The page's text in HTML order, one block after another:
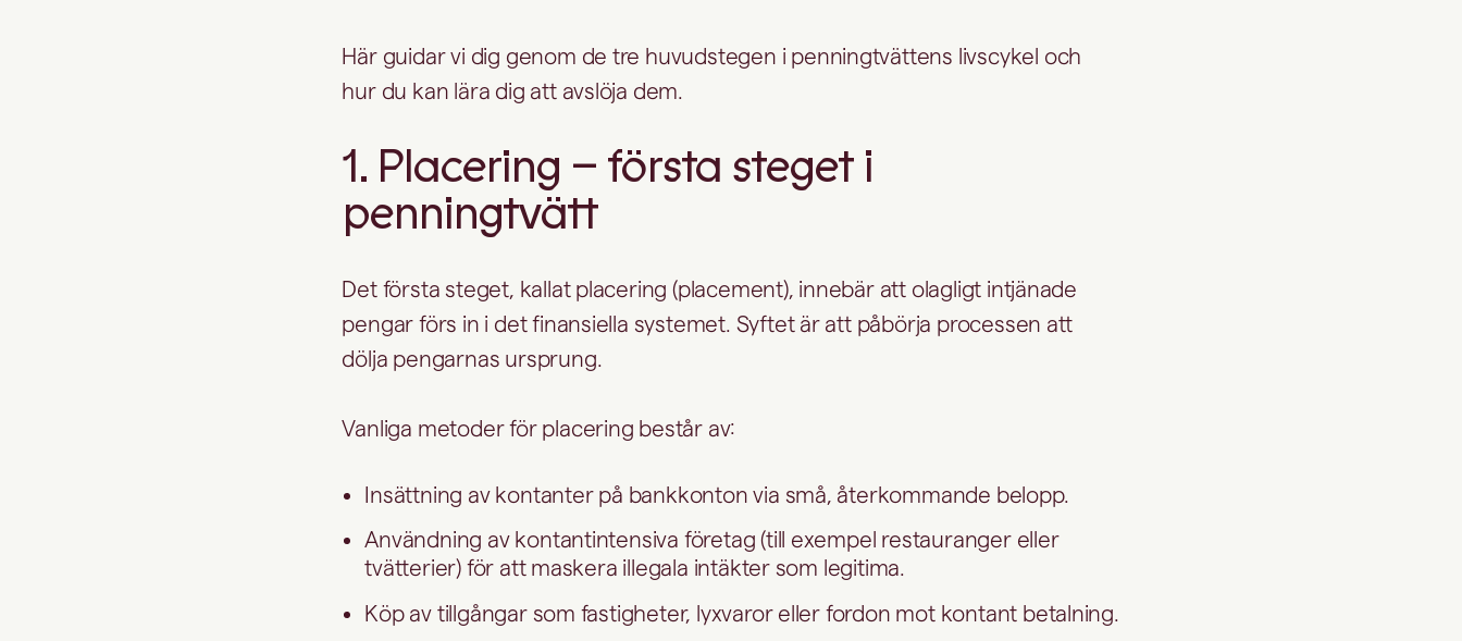
Här guidar vi dig genom de tre huvudstegen i penningtvättens livscykel och
hur du kan lära dig att avslöja dem.
1. Placering – första steget i
penningtvätt
Det första steget, kallat placering (placement), innebär att olagligt intjänade
pengar förs in i det finansiella systemet. Syftet är att påbörja processen att
dölja pengarnas ursprung.
Vanliga metoder för placering består av:
Insättning av kontanter på bankkonton via små, återkommande belopp.
Användning av kontantintensiva företag (till exempel restauranger eller
tvätterier) för att maskera illegala intäkter som legitima.
Köp av tillgångar som fastigheter, lyxvaror eller fordon mot kontant betalning.